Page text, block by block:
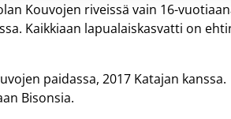
Kouvojen riveissä vain 16-
Kaikkiaan lapualaiskasvatti on
paidassa, 2017 Katajan kanssa.
Bisonsia.